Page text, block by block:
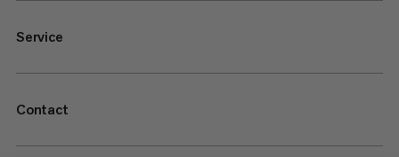
Service
Contact